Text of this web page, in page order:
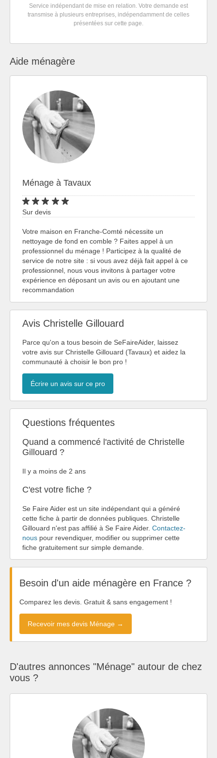
Service indépendant de mise en relation. Votre demande est
transmise à plusieurs entreprises, indépendamment de celles
présentées sur cette page.
Aide ménagère
Ménage à Tavaux
Sur devis
Votre maison en Franche-Comté nécessite un
nettoyage de fond en comble ? Faites appel à un
professionnel du ménage ! Participez à la qualité de
service de notre site : si vous avez déjà fait appel à ce
professionnel, nous vous invitons à partager votre
expérience en déposant un avis ou en ajoutant une
recommandation
Avis Christelle Gillouard
Parce qu'on a tous besoin de SeFaireAider, laissez
votre avis sur Christelle Gillouard (Tavaux) et aidez la
communauté à choisir le bon pro !
Écrire un avis sur ce pro
Questions fréquentes
Quand a commencé l'activité de Christelle
Gillouard ?
Il y a moins de 2 ans
C'est votre fiche ?
Se Faire Aider est un site indépendant qui a généré
cette fiche à partir de données publiques. Christelle
Gillouard n'est pas affilié à Se Faire Aider. Contactez-
nous pour revendiquer, modifier ou supprimer cette
fiche gratuitement sur simple demande.
Besoin d'un aide ménagère en France ?
Comparez les devis. Gratuit & sans engagement !
Recevoir mes devis Ménage →
D'autres annonces "Ménage" autour de chez
vous ?